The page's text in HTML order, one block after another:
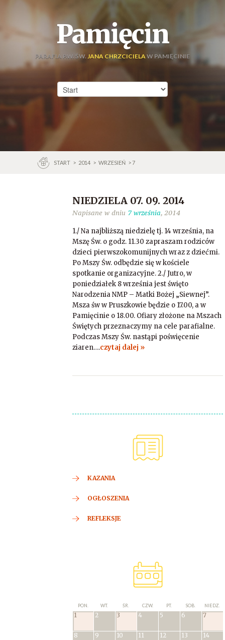
Pamięcin
PARAFIA P.W. ŚW. JANA CHRZCICIELAW PAMIĘCINIE
START > 2014 > WRZESIEŃ > 7
NIEDZIELA 07. 09. 2014
Napisane w dniu 7 września, 2014
1./ Na najbliższą niedzielę tj. 14 września, na
Mszę Św. o godz. 11.30 zapraszam rodziców
dzieci pierwszokomunijnych wraz z dziećmi.
Po Mszy Św. odbędzie się w kościele
spotkanie organizacyjne. 2./ Jutro, w
poniedziałek 8 września jest święto
Narodzenia NMP – Matki Bożej „Siewnej”.
Msza św w Pruszkowie będzie o 17.00, a w
Pamięcinie o 18.00. Ofiary złożone na Mszach
Świętych przeznaczymy na cele parafialne.
Podczas Mszy Św. nastąpi poświęcenie
ziaren….czytaj dalej »
KAZANIA
OGŁOSZENIA
REFLEKSJE
PON. WT. ŚR. CZW. PT. SOB. NIEDZ.
1 2 3 4 5 6 7
8 9 10 11 12 13 14